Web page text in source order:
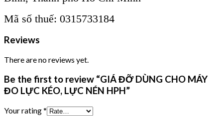
Mã số thuế: 0315733184
Reviews
There are no reviews yet.
Be the first to review “GIÁ ĐỠ DÙNG CHO MÁY
ĐO LỰC KÉO, LỰC NÉN HPH”
Your rating*